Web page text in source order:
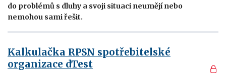
do problémů s dluhy a svoji situaci neumějí nebo
nemohou sami řešit.
Kalkulačka RPSN spotřebitelské
organizace dTest